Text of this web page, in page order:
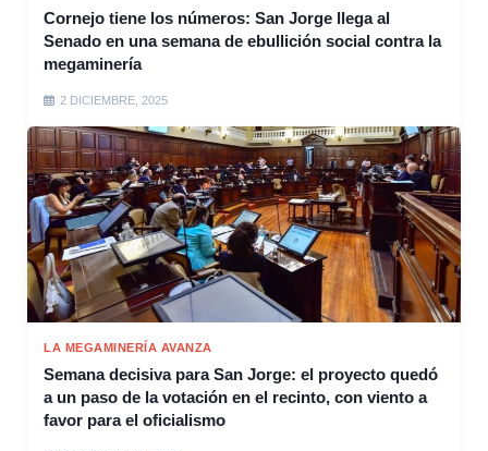
Cornejo tiene los números: San Jorge llega al
Senado en una semana de ebullición social contra la
megaminería
2 DICIEMBRE, 2025
LA MEGAMINERÍA AVANZA
Semana decisiva para San Jorge: el proyecto quedó
a un paso de la votación en el recinto, con viento a
favor para el oficialismo